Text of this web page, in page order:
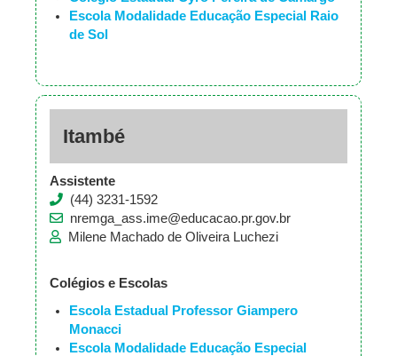
Escola Modalidade Educação Especial Raio
de Sol
Itambé
Assistente
(44) 3231-1592
nremga_ass.ime@educacao.pr.gov.br
Milene Machado de Oliveira Luchezi
Colégios e Escolas
Escola Estadual Professor Giampero
Monacci
Escola Modalidade Educação Especial